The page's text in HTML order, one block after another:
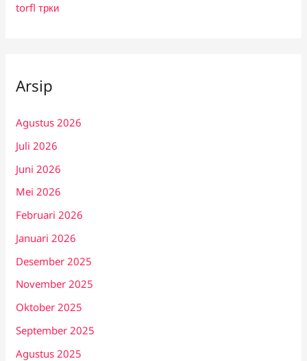
torfl трки
Arsip
Agustus 2026
Juli 2026
Juni 2026
Mei 2026
Februari 2026
Januari 2026
Desember 2025
November 2025
Oktober 2025
September 2025
Agustus 2025